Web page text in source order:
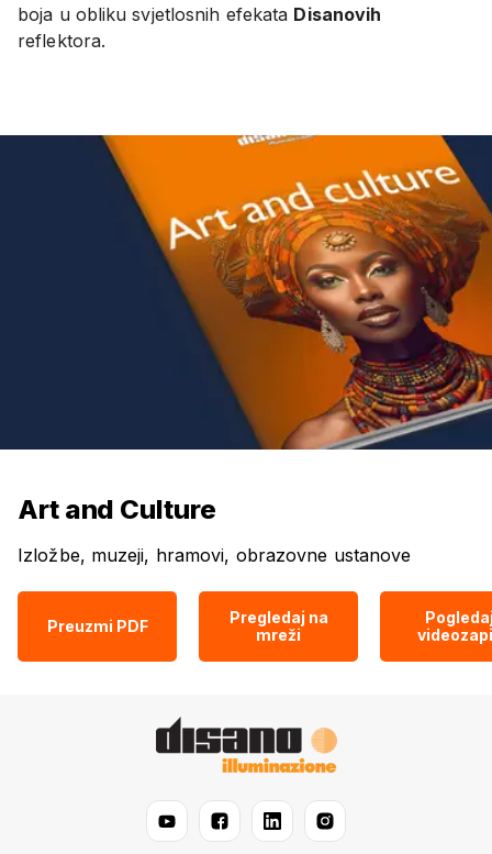
boja u obliku svjetlosnih efekata Disanovih
reflektora.
Art and Culture
Izložbe, muzeji, hramovi, obrazovne ustanove
Preuzmi PDF
Pregledaj na
mreži